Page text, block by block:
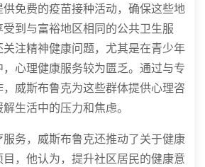
免费的疫苗接种活动，确保这些地
受到与富裕地区相同的公共卫生服
关注精神健康问题，尤其是在青少年
心理健康服务较为匮乏。通过与专
，威斯布鲁克为这些群体提供心理咨
生活中的压力和焦虑。
服务，威斯布鲁克还推动了关于健康
，他认为，提升社区居民的健康意